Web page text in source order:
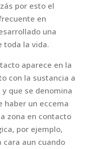
por esto el
en
una
toda la vida.
aparece en la
con la sustancia a
que se denomina
haber un eccema
zona en contacto
por ejemplo,
cara aun cuando